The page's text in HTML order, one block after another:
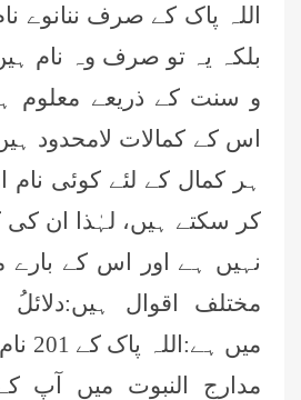
اللہ پاک کے صرف ننانوے
بلکہ یہ تو صرف وہ نام
و سنت کے ذریعے معلوم
اس کے کمالات لامحدود
ہر کمال کے لئے کوئی
کر سکتے ہیں، لہٰذا ان کی
نہیں ہے اور اس کے
مختلف اقوال
میں
مدارج النبوت میں آپ